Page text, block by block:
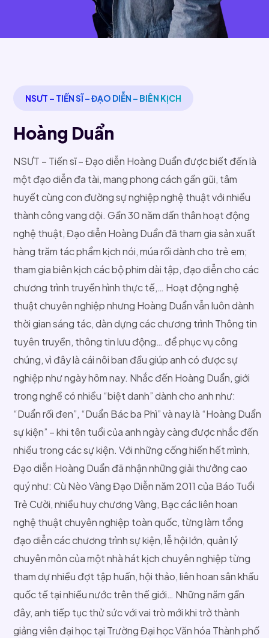
NSƯT – TIẾN SĨ – ĐẠO DIỄN – BIÊN KỊCH
Hoàng Duẩn
NSƯT – Tiến sĩ – Đạo diễn Hoàng Duẩn được biết đến là
một đạo diễn đa tài, mang phong cách gần gũi, tâm
huyết cùng con đường sự nghiệp nghệ thuật với nhiều
thành công vang dội. Gần 30 năm dấn thân hoạt động
nghệ thuật, Đạo diễn Hoàng Duẩn đã tham gia sản xuất
hàng trăm tác phẩm kịch nói, múa rối dành cho trẻ em;
tham gia biên kịch các bộ phim dài tập, đạo diễn cho các
chương trình truyền hình thực tế,… Hoạt động nghệ
thuật chuyên nghiệp nhưng Hoàng Duẩn vẫn luôn dành
thời gian sáng tác, dàn dựng các chương trình Thông tin
tuyên truyền, thông tin lưu động… để phục vụ công
chúng, vì đây là cái nôi ban đầu giúp anh có được sự
nghiệp như ngày hôm nay. Nhắc đến Hoàng Duẩn, giới
trong nghề có nhiều “biệt danh” dành cho anh như:
“Duẩn rối đen”, “Duẩn Bác ba Phì” và nay là “Hoàng Duẩn
sự kiện” – khi tên tuổi của anh ngày càng được nhắc đến
nhiều trong các sự kiện. Với những cống hiến hết mình,
Đạo diễn Hoàng Duẩn đã nhận những giải thưởng cao
quý như: Cù Nèo Vàng Đạo Diễn năm 2011 của Báo Tuổi
Trẻ Cười, nhiều huy chương Vàng, Bạc các liên hoan
nghệ thuật chuyên nghiệp toàn quốc, từng làm tổng
đạo diễn các chương trình sự kiện, lễ hội lớn, quản lý
chuyên môn của một nhà hát kịch chuyên nghiệp từng
tham dự nhiều đợt tập huấn, hội thảo, liên hoan sân khấu
quốc tế tại nhiều nước trên thế giới… Những năm gần
đây, anh tiếp tục thử sức với vai trò mới khi trở thành
giảng viên đại học tại Trường Đại học Văn hóa Thành phố